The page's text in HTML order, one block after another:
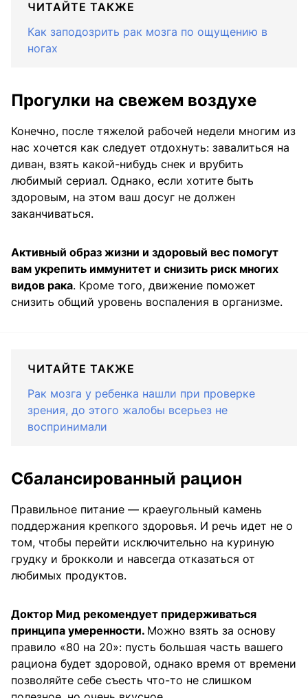
ЧИТАЙТЕ ТАКЖЕ
Как заподозрить рак мозга по ощущению в
ногах
Прогулки на свежем воздухе
Конечно, после тяжелой рабочей недели многим из
нас хочется как следует отдохнуть: завалиться на
диван, взять какой-нибудь снек и врубить
любимый сериал. Однако, если хотите быть
здоровым, на этом ваш досуг не должен
заканчиваться.
Активный образ жизни и здоровый вес помогут
вам укрепить иммунитет и снизить риск многих
видов рака. Кроме того, движение поможет
снизить общий уровень воспаления в организме.
ЧИТАЙТЕ ТАКЖЕ
Рак мозга у ребенка нашли при проверке
зрения, до этого жалобы всерьез не
воспринимали
Сбалансированный рацион
Правильное питание — краеугольный камень
поддержания крепкого здоровья. И речь идет не о
том, чтобы перейти исключительно на куриную
грудку и брокколи и навсегда отказаться от
любимых продуктов.
Доктор Мид рекомендует придерживаться
принципа умеренности. Можно взять за основу
правило «80 на 20»: пусть большая часть вашего
рациона будет здоровой, однако время от времени
позволяйте себе съесть что-то не слишком